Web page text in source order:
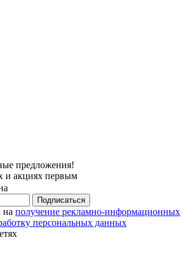
предложения!
и акциях первым
на получение рекламно-информационных
персональных данных